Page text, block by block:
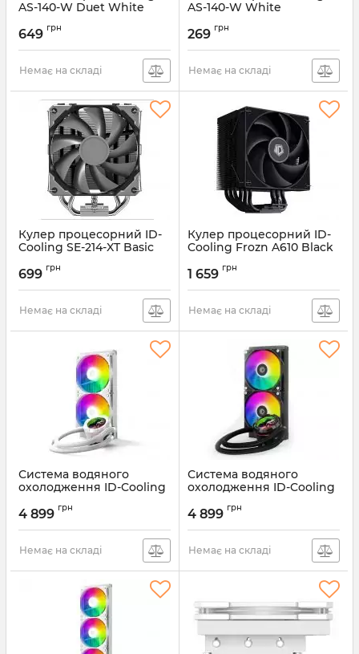
AS-140-W Duet White
649 грн
Немає на складі
AS-140-W White
269 грн
Немає на складі
Кулер процесорний ID-
Cooling SE-214-XT Basic
699 грн
Немає на складі
Кулер процесорний ID-
Cooling Frozn A610 Black
1 659 грн
Немає на складі
Система водяного
охолодження ID-Cooling
White
Артикул: SL240 XE White
4 899 грн
Немає на складі
Система водяного
охолодження ID-Cooling
Артикул: SL240 XE
4 899 грн
Немає на складі